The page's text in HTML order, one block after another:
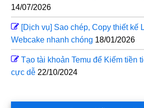
14/07/2026
[Dịch vụ] Sao chép, Copy thiết kế
Webcake nhanh chóng 18/01/2026
Tạo tài khoản Temu để Kiếm tiền
cực dễ 22/10/2024